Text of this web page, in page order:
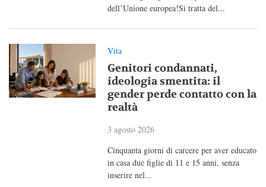
dell’Unione europea!Si tratta del...
Vita
Genitori condannati,
ideologia smentita: il
gender perde contatto con la
realtà
3 agosto 2026
Cinquanta giorni di carcere per aver educato
in casa due figlie di 11 e 15 anni, senza
inserire nel...